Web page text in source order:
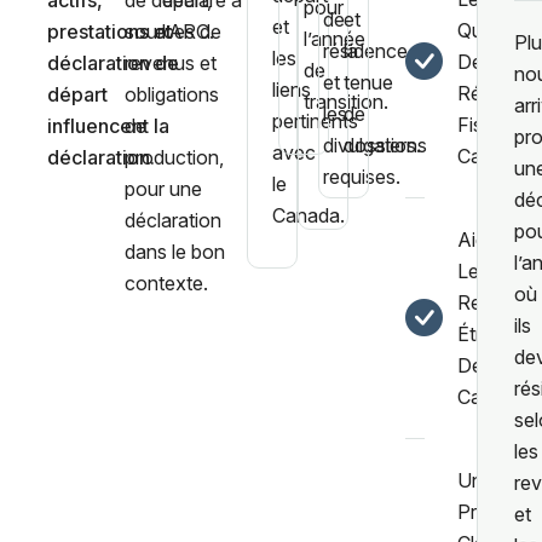
prestations et
déclaration de
départ
influencent la
déclaration.
sources de
revenus et
obligations
de
production,
pour une
déclaration
dans le bon
contexte.
l’ARC.
et
les
liens
pertinents
avec
le
Canada.
pour
l’année
de
transition.
de
résidence
et
les
divulgations
requises.
et
la
tenue
de
dossiers.
De
Fiscale
Aide
Les
Revenus
De
Un
où
ils
les
et